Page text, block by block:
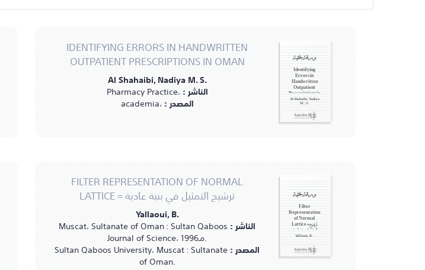
ورقة بحثية
Identifying
Errors in
Handwritten
Outpatient
Prescriptions in
Oman
Al Shahaibi, Nadiya
M. S.
IDENTIFYING ERRORS IN HANDWRITTEN
OUTPATIENT PRESCRIPTIONS IN OMAN
Al Shahaibi, Nadiya M. S.
الناشر : Pharmacy Practice،
المصدر : academia،
ورقة بحثية
Filter
Representation
of Normal
Lattice = ترشيح
التمثيل في بنية عادية
Yallaoui, B.
FILTER REPRESENTATION OF NORMAL
LATTICE = ترشيح التمثيل في بنية عادية
Yallaoui, B.
الناشر : Muscat، Sultanate of Oman : Sultan Qaboos
Journal of Science، 1996مـ.
المصدر :Sultan Qaboos University، Muscat : Sultanate
of Oman.